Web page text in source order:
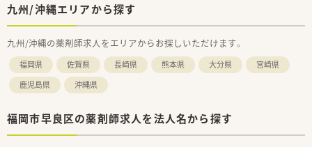
九州/沖縄エリアから探す
九州/沖縄の薬剤師求人をエリアからお探しいただけます。
福岡県 佐賀県 長崎県 熊本県 大分県
宮崎県
鹿児島県
沖縄県
福岡市早良区の薬剤師求人を法人名から探す